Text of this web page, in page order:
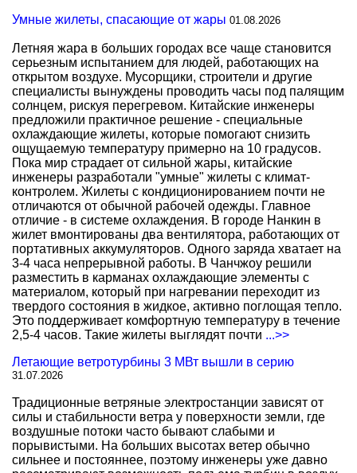
Умные жилеты, спасающие от жары 01.08.2026
Летняя жара в больших городах все чаще становится
серьезным испытанием для людей, работающих на
открытом воздухе. Мусорщики, строители и другие
специалисты вынуждены проводить часы под палящим
солнцем, рискуя перегревом. Китайские инженеры
предложили практичное решение - специальные
охлаждающие жилеты, которые помогают снизить
ощущаемую температуру примерно на 10 градусов.
Пока мир страдает от сильной жары, китайские
инженеры разработали "умные" жилеты с климат-
контролем. Жилеты с кондиционированием почти не
отличаются от обычной рабочей одежды. Главное
отличие - в системе охлаждения. В городе Нанкин в
жилет вмонтированы два вентилятора, работающих от
портативных аккумуляторов. Одного заряда хватает на
3-4 часа непрерывной работы. В Чанчжоу решили
разместить в карманах охлаждающие элементы с
материалом, который при нагревании переходит из
твердого состояния в жидкое, активно поглощая тепло.
Это поддерживает комфортную температуру в течение
2,5-4 часов. Такие жилеты выглядят почти ...>>
Летающие ветротурбины 3 МВт вышли в серию
31.07.2026
Традиционные ветряные электростанции зависят от
силы и стабильности ветра у поверхности земли, где
воздушные потоки часто бывают слабыми и
порывистыми. На больших высотах ветер обычно
сильнее и постояннее, поэтому инженеры уже давно